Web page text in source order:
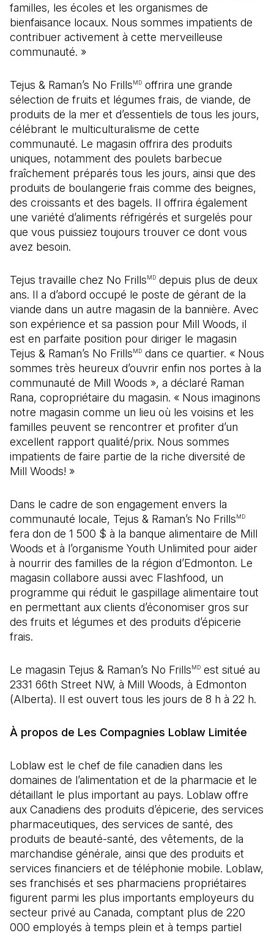
familles, les écoles et les organismes de
bienfaisance locaux. Nous sommes impatients de
contribuer activement à cette merveilleuse
communauté. »
Tejus & Raman’s No FrillsMD offrira une grande
sélection de fruits et légumes frais, de viande, de
produits de la mer et d’essentiels de tous les jours,
célébrant le multiculturalisme de cette
communauté. Le magasin offrira des produits
uniques, notamment des poulets barbecue
fraîchement préparés tous les jours, ainsi que des
produits de boulangerie frais comme des beignes,
des croissants et des bagels. Il offrira également
une variété d’aliments réfrigérés et surgelés pour
que vous puissiez toujours trouver ce dont vous
avez besoin.
Tejus travaille chez No FrillsMD depuis plus de deux
ans. Il a d’abord occupé le poste de gérant de la
viande dans un autre magasin de la bannière. Avec
son expérience et sa passion pour Mill Woods, il
est en parfaite position pour diriger le magasin
Tejus & Raman’s No FrillsMD dans ce quartier. « Nous
sommes très heureux d’ouvrir enfin nos portes à la
communauté de Mill Woods », a déclaré Raman
Rana, copropriétaire du magasin. « Nous imaginons
notre magasin comme un lieu où les voisins et les
familles peuvent se rencontrer et profiter d’un
excellent rapport qualité/prix. Nous sommes
impatients de faire partie de la riche diversité de
Mill Woods! »
Dans le cadre de son engagement envers la
communauté locale, Tejus & Raman’s No FrillsMD
fera don de 1 500 $ à la banque alimentaire de Mill
Woods et à l’organisme Youth Unlimited pour aider
à nourrir des familles de la région d’Edmonton. Le
magasin collabore aussi avec Flashfood, un
programme qui réduit le gaspillage alimentaire tout
en permettant aux clients d’économiser gros sur
des fruits et légumes et des produits d’épicerie
frais.
Le magasin Tejus & Raman’s No FrillsMD est situé au
2331 66th Street NW, à Mill Woods, à Edmonton
(Alberta). Il est ouvert tous les jours de 8 h à 22 h.
À propos de Les Compagnies Loblaw Limitée
Loblaw est le chef de file canadien dans les
domaines de l’alimentation et de la pharmacie et le
détaillant le plus important au pays. Loblaw offre
aux Canadiens des produits d’épicerie, des services
pharmaceutiques, des services de santé, des
produits de beauté-santé, des vêtements, de la
marchandise générale, ainsi que des produits et
services financiers et de téléphonie mobile. Loblaw,
ses franchisés et ses pharmaciens propriétaires
figurent parmi les plus importants employeurs du
secteur privé au Canada, comptant plus de 220
000 employés à temps plein et à temps partiel